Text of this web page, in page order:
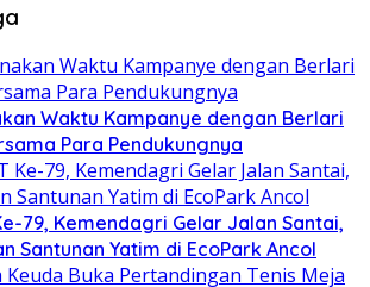
Waktu Kampanye dengan Berlari
Para Pendukungnya
79, Kemendagri Gelar Jalan Santai,
Santunan Yatim di EcoPark Ancol